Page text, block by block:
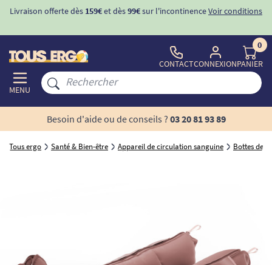
Livraison offerte dès 159€et dès99€sur l'incontinenceVoir conditions
MENU
CONTACTCONNEXION
0
PANIER
Besoin d'aide ou de conseils ? 03 20 81 93 89
Tous ergo Santé & Bien-être Appareil de circulation sanguine Bottes de